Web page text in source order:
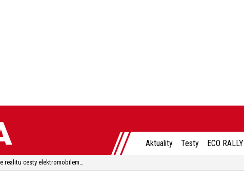
Aktuality Testy ECO
Vyzkoušeli jsme realitu cesty elektromobilem do Mnichova. Kolik hodin jsme jeli?